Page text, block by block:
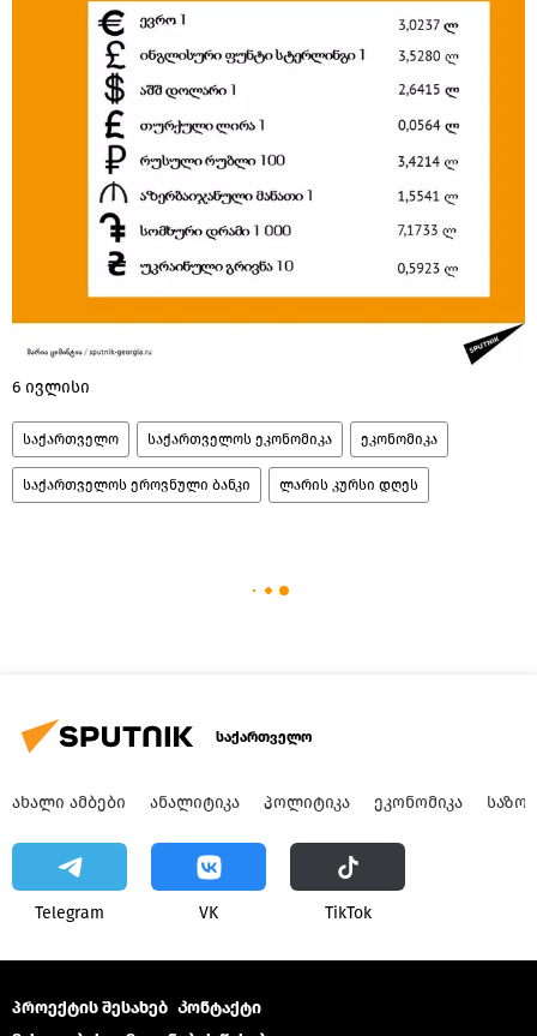
6 ივლისი
საქართველო საქართველოს ეკონომიკა ეკონომიკა
საქართველოს ეროვნული ბანკი ლარის კურსი დღეს
საქართველო
ᲐᲮᲐᲚᲘ ᲐᲛᲑᲔᲑᲘ ᲐᲜᲐᲚᲘᲢᲘᲙᲐ ᲞᲝᲚᲘᲢᲘᲙᲐ ᲔᲙᲝᲜᲝᲛᲘᲙᲐ
Telegram VK ТikТоk
პროექტის შესახებ Კონტაქტი